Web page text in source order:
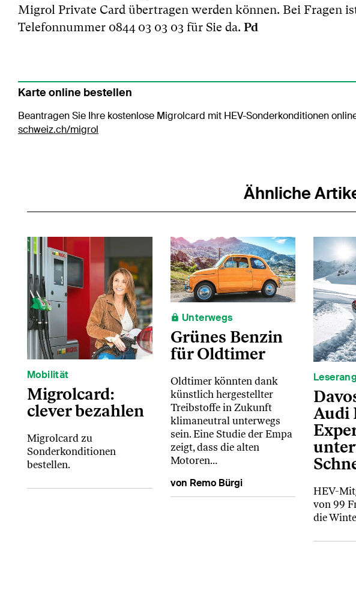
Migrol Private Card übertragen werden können. Bei Fragen
Telefonnummer 0844 03 03 03 für Sie da. Pd
Karte online bestellen
Beantragen Sie Ihre kostenlose Migrolcard mit HEV-Sonderkonditionen
schweiz.ch/migrol
Ähnliche
Mobilität
Migrolcard:
clever bezahlen
Migrolcard zu
Sonderkonditionen
bestellen.
Unterwegs
Grünes Benzin
für Oldtimer
Oldtimer könnten dank
künstlich hergestellter
Treibstoffe in Zukunft
klimaneutral unterwegs
sein. Eine Studie der Empa
zeigt, dass die alten
Motoren…
von Remo Bürgi
Audi
HEV-
von 99
die